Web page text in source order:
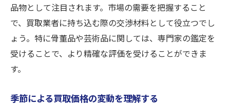
品物として注目されます。市場の需要を把握すること
で、買取業者に持ち込む際の交渉材料として役立つでし
ょう。特に骨董品や芸術品に関しては、専門家の鑑定を
受けることで、より精確な評価を受けることができま
す。
季節による買取価格の変動を理解する